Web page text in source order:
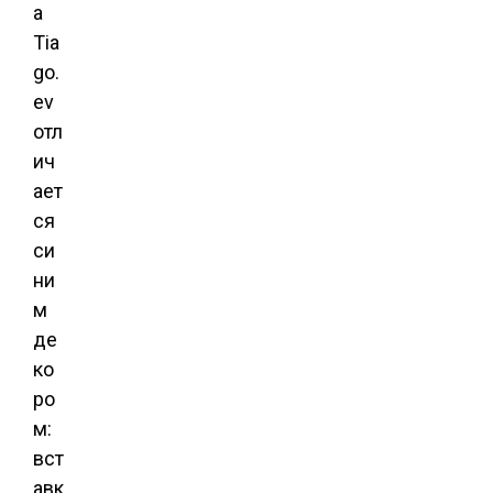
a
Tia
go.
ev
отл
ич
ает
ся
си
ни
м
де
ко
ро
м:
вст
авк